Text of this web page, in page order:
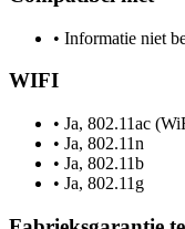
• Informatie niet
WIFI
• Ja, 802.11ac
• Ja, 802.11n
• Ja, 802.11b
• Ja, 802.11g